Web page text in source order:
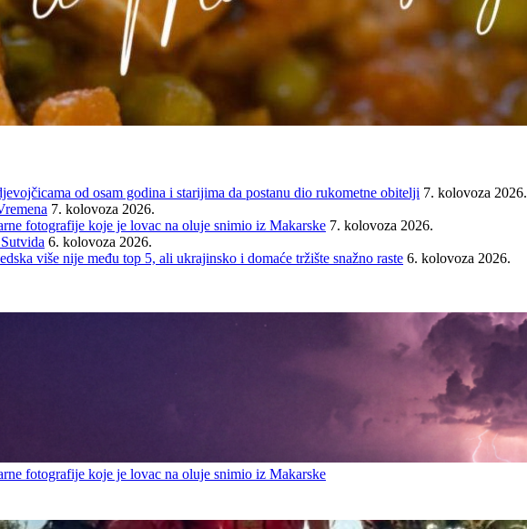
od osam godina i starijima da postanu dio rukometne obitelji 7. kolovoza 2026.
7. kolovoza 2026.
fotografije koje je lovac na oluje snimio iz Makarske 7. kolovoza 2026.
6. kolovoza 2026.
više nije među top 5, ali ukrajinsko i domaće tržište snažno raste 6. kolovoza 2026.
fotografije koje je lovac na oluje snimio iz Makarske